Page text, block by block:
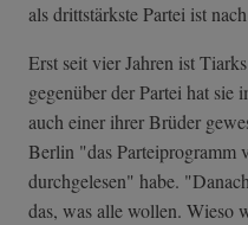
als drittstärkste Partei ist
Erst seit vier Jahren ist
gegenüber der Partei hat sie
auch einer ihrer Brüder
Berlin "das Parteiprogramm
durchgelesen" habe.
das, was alle wollen. Wieso